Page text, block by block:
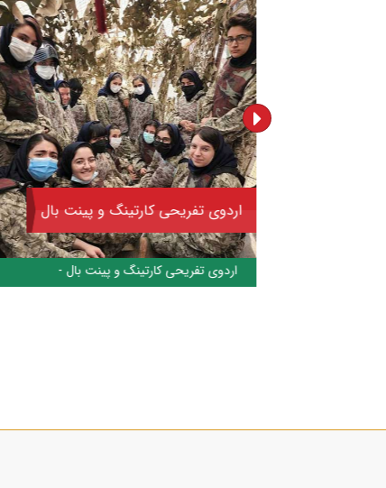
اردوی تفریحی کارتینگ و پینت بال
به مناسبت روز دانش آموز
اردوی تفریحی کارتینگ و پینت بال -